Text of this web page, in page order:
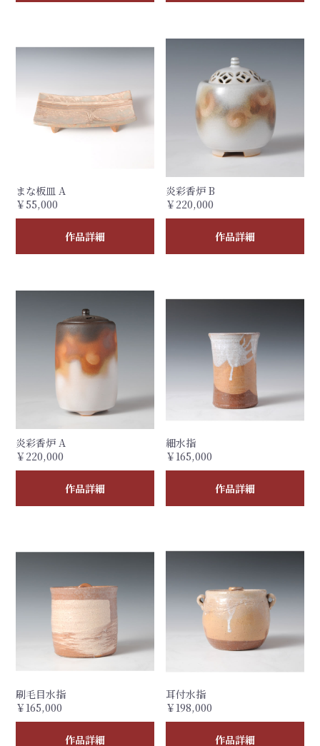
まな板皿 A
￥55,000
作品詳細
炎彩香炉 B
￥220,000
作品詳細
炎彩香炉 A
￥220,000
作品詳細
細水指
￥165,000
作品詳細
刷毛目水指
￥165,000
作品詳細
耳付水指
￥198,000
作品詳細